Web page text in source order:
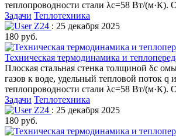
теплопроводности стали λс=58 Вт/
Задачи Теплотехника
Z24 : 25 декабря 2025
180 руб.
Техническая термодинамика и
Плоская стальная стенка толщиной δс
газов к воде, удельный тепловой поток q
теплопроводности стали λс=58 Вт/
Задачи Теплотехника
Z24 : 25 декабря 2025
180 руб.